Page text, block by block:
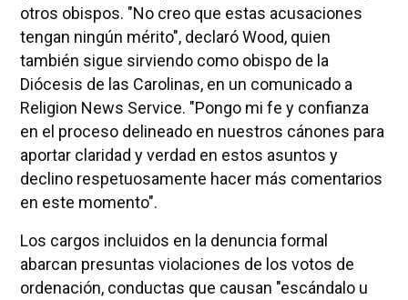
otros obispos. "No creo que estas acusaciones
tengan ningún mérito", declaró Wood, quien
también sigue sirviendo como obispo de la
Diócesis de las Carolinas, en un comunicado a
Religion News Service. "Pongo mi fe y confianza
en el proceso delineado en nuestros cánones para
aportar claridad y verdad en estos asuntos y
declino respetuosamente hacer más comentarios
en este momento".
Los cargos incluidos en la denuncia formal
abarcan presuntas violaciones de los votos de
ordenación, conductas que causan "escándalo u